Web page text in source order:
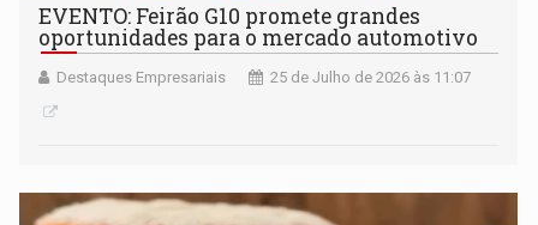
EVENTO: Feirão G10 promete grandes
oportunidades para o mercado automotivo
Destaques Empresariais 25 de Julho de 2026 às 11:07